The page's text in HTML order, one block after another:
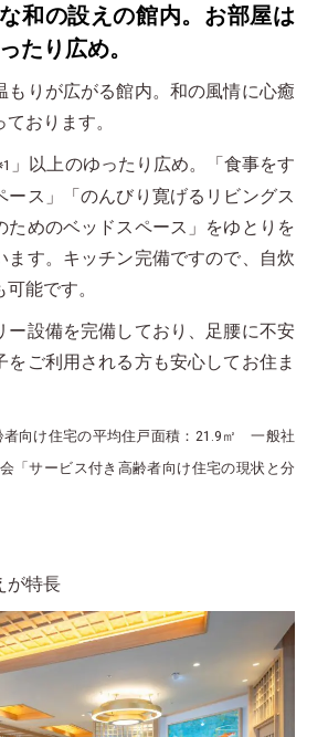
和の設えの館内。お部屋は
たり広め。
もりが広がる館内。和の風情に心癒
おります。
」以上のゆったり広め。「食事をす
ース」「のんびり寛げるリビングス
ためのベッドスペース」をゆとりを
ます。キッチン完備ですので、自炊
能です。
ー設備を完備しており、足腰に不安
をご利用される方も安心してお住ま
者向け住宅の平均住戸面積：21.9㎡ 一般社
「サービス付き高齢者向け住宅の現状と分
が特長